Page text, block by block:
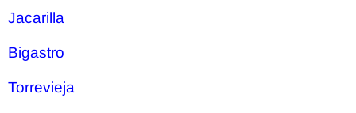
Jacarilla
Bigastro
Torrevieja